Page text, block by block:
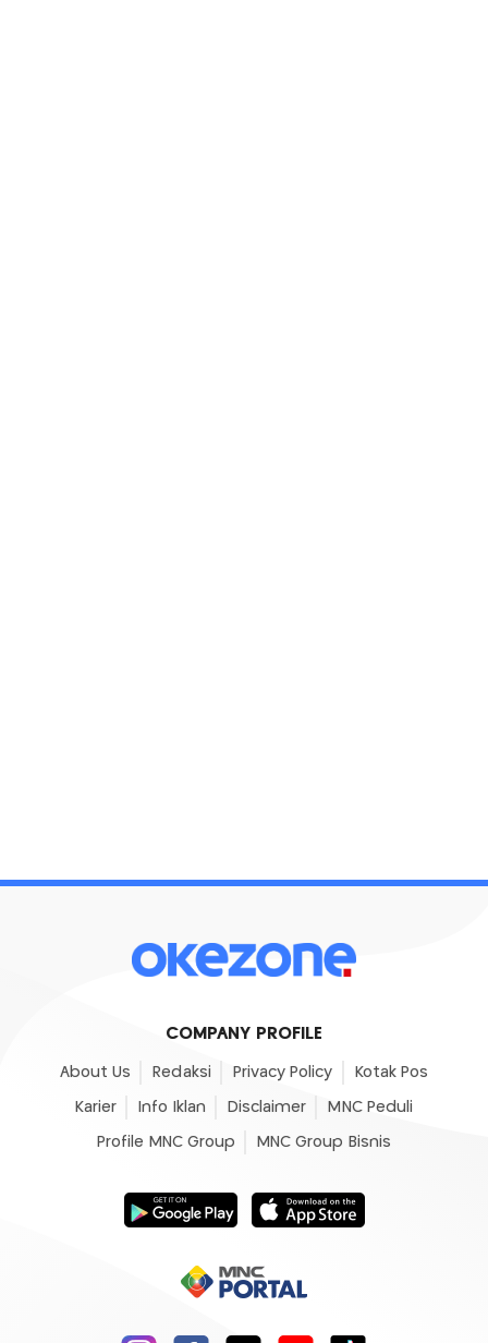
COMPANY PROFILE
About Us Redaksi Privacy Policy Kotak Pos
Karier Info Iklan Disclaimer MNC Peduli
Profile MNC Group MNC Group Bisnis